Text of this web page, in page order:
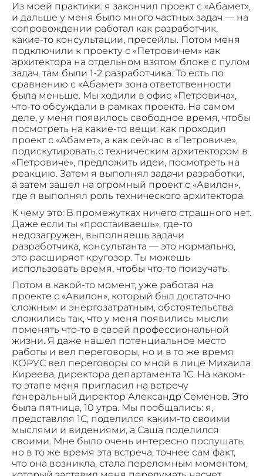
Из моей практики: я закончил проект с «Абамет»,
и дальше у меня было много частных задач — на
сопровождении работал как разработчик,
какие-то консультации, пресейлы. Потом меня
подключили к проекту с «Петровичем» как
архитектора на отдельном взятом блоке с пулом
задач, там были 1-2 разработчика. То есть по
сравнению с «Абамет» зона ответственности
была меньше. Мы ходили в офис «Петровича»,
что-то обсуждали в рамках проекта. На самом
деле, у меня появилось свободное время, чтобы
посмотреть на какие-то вещи: как проходил
проект с «Абамет», а как сейчас в «Петровиче»,
подискутировать с техническим архитектором в
«Петровиче», предложить идеи, посмотреть на
реакцию. Затем я выполнял задачи разработки,
а затем зашел на огромный проект с «Авилон»,
где я выполнял роль технического архитектора.
К чему это: В промежутках ничего страшного нет.
Даже если ты «простаиваешь», где-то
недозагружен, выполняешь задачи
разработчика, консультанта — это нормально,
это расширяет кругозор. Ты можешь
использовать время, чтобы что-то поизучать.
Потом в какой-то момент, уже работая на
проекте с «Авилон», который был достаточно
сложным и энергозатратным, обстоятельства
сложились так, что у меня появились мысли
поменять что-то в своей профессиональной
жизни. Я даже нашел потенциальное место
работы и вел переговоры, но и в то же время
КОРУС вел переговоры со мной в лице Михаила
Киреева, директора департамента 1С. На каком-
то этапе меня пригласил на встречу
генеральный директор Александр Семенов. Это
была пятница, 10 утра. Мы пообщались: я,
представляя 1С, поделился каким-то своими
мыслями и видениями, а Саша поделился
своими. Мне было очень интересно послушать,
но в то же время эта встреча, точнее сам факт,
что она возникла, стала переломным моментом,